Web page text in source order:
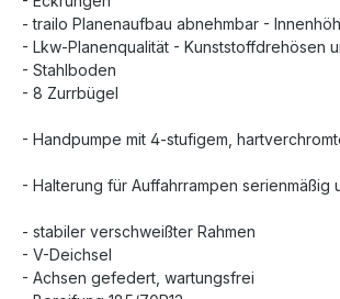
- trailo Planenaufbau abnehmbar -
- Lkw-Planenqualität - Kunststoffdrehösen
- Stahlboden
- 8 Zurrbügel
- Handpumpe mit 4-stufigem,
- Halterung für Auffahrrampen
- stabiler verschweißter Rahmen
- V-Deichsel
- Achsen gefedert, wartungsfrei